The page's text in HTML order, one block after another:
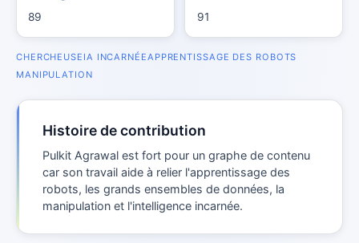
89 91
CHERCHEUSE IA INCARNÉEAPPRENTISSAGE DES ROBOTS
MANIPULATION
Histoire de contribution
Pulkit Agrawal est fort pour un graphe de contenu
car son travail aide à relier l'apprentissage des
robots, les grands ensembles de données, la
manipulation et l'intelligence incarnée.